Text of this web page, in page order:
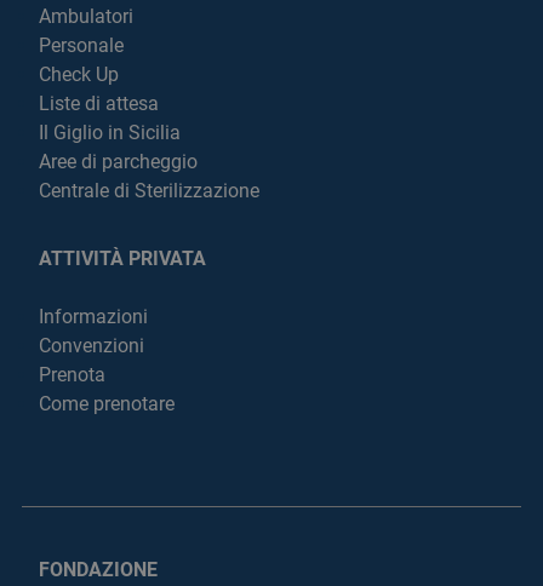
Ambulatori
Personale
Check Up
Liste di attesa
Il Giglio in Sicilia
Aree di parcheggio
Centrale di Sterilizzazione
ATTIVITÀ PRIVATA
Informazioni
Convenzioni
Prenota
Come prenotare
FONDAZIONE